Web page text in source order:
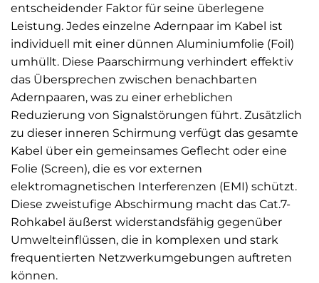
entscheidender Faktor für seine überlegene
Leistung. Jedes einzelne Adernpaar im Kabel ist
individuell mit einer dünnen Aluminiumfolie (Foil)
umhüllt. Diese Paarschirmung verhindert effektiv
das Übersprechen zwischen benachbarten
Adernpaaren, was zu einer erheblichen
Reduzierung von Signalstörungen führt. Zusätzlich
zu dieser inneren Schirmung verfügt das gesamte
Kabel über ein gemeinsames Geflecht oder eine
Folie (Screen), die es vor externen
elektromagnetischen Interferenzen (EMI) schützt.
Diese zweistufige Abschirmung macht das Cat.7-
Rohkabel äußerst widerstandsfähig gegenüber
Umwelteinflüssen, die in komplexen und stark
frequentierten Netzwerkumgebungen auftreten
können.